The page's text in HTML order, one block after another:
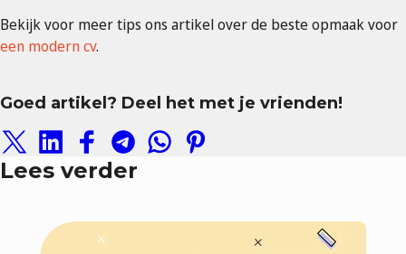
Bekijk voor meer tips ons artikel over de beste opmaak voor
een modern cv.
Goed artikel? Deel het met je vrienden!
Lees verder